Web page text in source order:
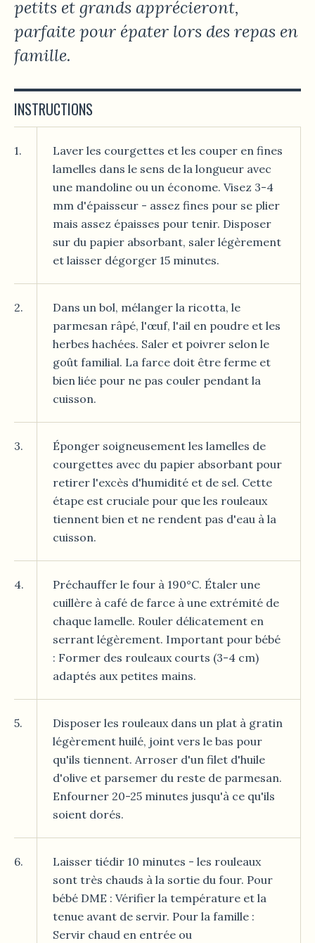
petits et grands apprécieront,
parfaite pour épater lors des repas en
famille.
INSTRUCTIONS
1.
Laver les courgettes et les couper en fines
lamelles dans le sens de la longueur avec
une mandoline ou un économe. Visez 3-4
mm d'épaisseur - assez fines pour se plier
mais assez épaisses pour tenir. Disposer
sur du papier absorbant, saler légèrement
et laisser dégorger 15 minutes.
2.
Dans un bol, mélanger la ricotta, le
parmesan râpé, l'œuf, l'ail en poudre et les
herbes hachées. Saler et poivrer selon le
goût familial. La farce doit être ferme et
bien liée pour ne pas couler pendant la
cuisson.
3.
Éponger soigneusement les lamelles de
courgettes avec du papier absorbant pour
retirer l'excès d'humidité et de sel. Cette
étape est cruciale pour que les rouleaux
tiennent bien et ne rendent pas d'eau à la
cuisson.
4.
Préchauffer le four à 190°C. Étaler une
cuillère à café de farce à une extrémité de
chaque lamelle. Rouler délicatement en
serrant légèrement. Important pour bébé
: Former des rouleaux courts (3-4 cm)
adaptés aux petites mains.
5.
Disposer les rouleaux dans un plat à gratin
légèrement huilé, joint vers le bas pour
qu'ils tiennent. Arroser d'un filet d'huile
d'olive et parsemer du reste de parmesan.
Enfourner 20-25 minutes jusqu'à ce qu'ils
soient dorés.
6.
Laisser tiédir 10 minutes - les rouleaux
sont très chauds à la sortie du four. Pour
bébé DME : Vérifier la température et la
tenue avant de servir. Pour la famille :
Servir chaud en entrée ou